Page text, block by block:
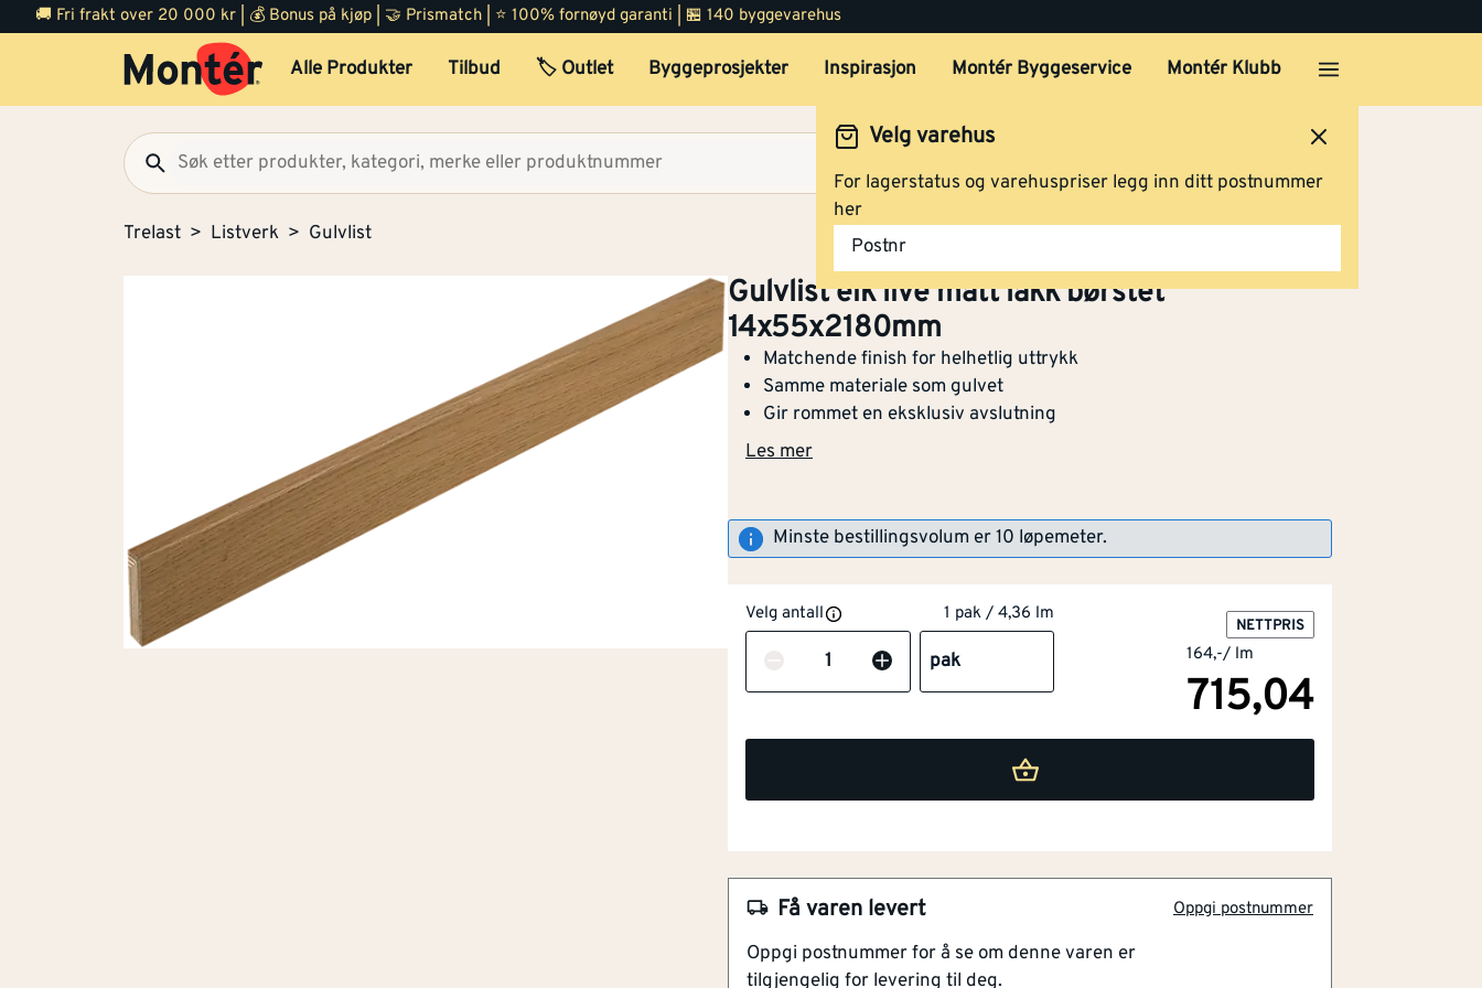
🚚 Fri frakt over 20 000 kr | 💰 Bonus på kjøp | 🤝 Prismatch | ⭐ 100% fornøyd garanti | 🏪 140 byggevarehus
Alle Produkter Tilbud 🏷️ Outlet Byggeprosjekter Inspirasjon Montér Byggeservice Montér Klubb
Velg varehus
For lagerstatus og varehuspriser legg inn ditt postnummer
her
Postnr
Trelast Listverk Gulvlist
Gulvlist eik live matt lakk børstet
14x55x2180mm
Matchende finish for helhetlig uttrykk
Samme materiale som gulvet
Gir rommet en eksklusiv avslutning
Les mer
Minste bestillingsvolum er 10 løpemeter.
Velg antall 1 pak / 4,36 lm
Antall pak
NETTPRIS
164,-/ lm
715,04
Få varen levert Oppgi postnummer
Oppgi postnummer for å se om denne varen er
tilgjengelig for levering til deg.
Artikkelnummer 101466888
Gir rommet en eksklusiv avslutning
Enkel å rengjøre og vedlikeholde